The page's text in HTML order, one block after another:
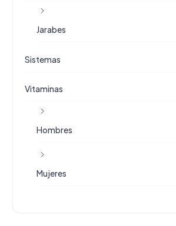
Jarabes
Sistemas
Vitaminas
Hombres
Mujeres